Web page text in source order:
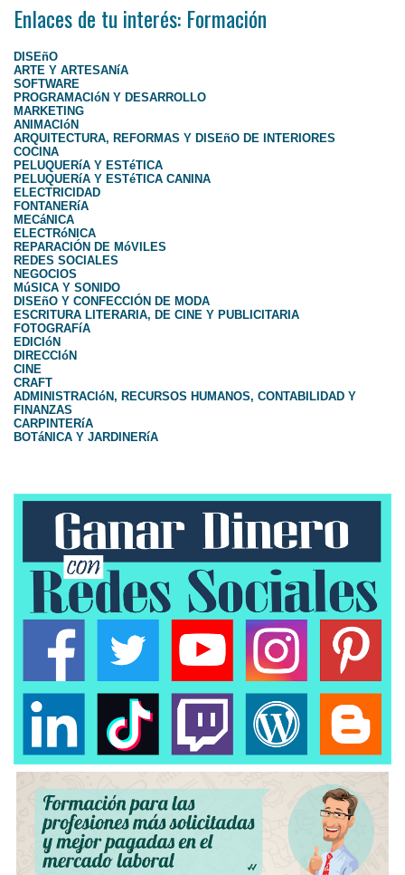
Enlaces de tu interés: Formación
DISEñO
ARTE Y ARTESANíA
SOFTWARE
PROGRAMACIóN Y DESARROLLO
MARKETING
ANIMACIóN
ARQUITECTURA, REFORMAS Y DISEñO DE INTERIORES
COCINA
PELUQUERíA Y ESTéTICA
PELUQUERíA Y ESTéTICA CANINA
ELECTRICIDAD
FONTANERíA
MECáNICA
ELECTRóNICA
REPARACIÓN DE MóVILES
REDES SOCIALES
NEGOCIOS
MúSICA Y SONIDO
DISEñO Y CONFECCIÓN DE MODA
ESCRITURA LITERARIA, DE CINE Y PUBLICITARIA
FOTOGRAFíA
EDICIóN
DIRECCIóN
CINE
CRAFT
ADMINISTRACIóN, RECURSOS HUMANOS, CONTABILIDAD Y
FINANZAS
CARPINTERíA
BOTáNICA Y JARDINERíA